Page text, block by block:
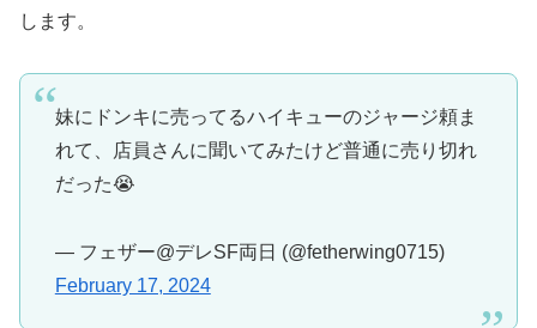
します。
妹にドンキに売ってるハイキューのジャージ頼ま
れて、店員さんに聞いてみたけど普通に売り切れ
だった😭
— フェザー@デレSF両日 (@fetherwing0715)
February 17, 2024